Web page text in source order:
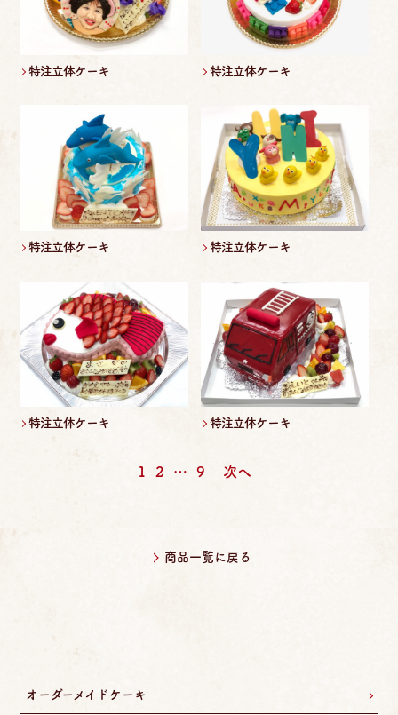
特注立体ケーキ 特注立体ケーキ
特注立体ケーキ 特注立体ケーキ
特注立体ケーキ 特注立体ケーキ
投
1 2 … 9 次へ
商品一覧に戻る
オーダーメイドケーキ